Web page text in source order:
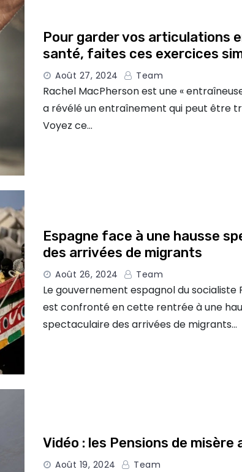
Pour garder vos articulations
santé, faites ces exercices
Août 27, 2024 Team
Rachel MacPherson est une «
a révélé un entraînement qui peut être
Voyez ce…
Espagne face à une hausse
des arrivées de migrants
Août 26, 2024 Team
Le gouvernement espagnol du socialiste
est confronté en cette rentrée à une
spectaculaire des arrivées de migrants…
Vidéo : les Pensions de misère
Août 19, 2024 Team